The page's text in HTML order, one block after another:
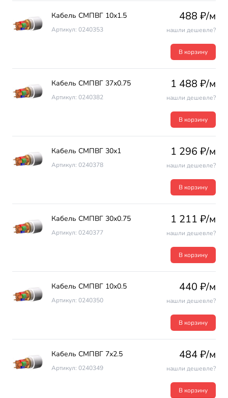
Кабель СМПВГ 10х1.5
Артикул: 0240353
488 ₽/м
нашли дешевле?
В корзину
Кабель СМПВГ 37х0.75
Артикул: 0240382
1 488 ₽/м
нашли дешевле?
В корзину
Кабель СМПВГ 30х1
Артикул: 0240378
1 296 ₽/м
нашли дешевле?
В корзину
Кабель СМПВГ 30х0.75
Артикул: 0240377
1 211 ₽/м
нашли дешевле?
В корзину
Кабель СМПВГ 10х0.5
Артикул: 0240350
440 ₽/м
нашли дешевле?
В корзину
Кабель СМПВГ 7х2.5
Артикул: 0240349
484 ₽/м
нашли дешевле?
В корзину